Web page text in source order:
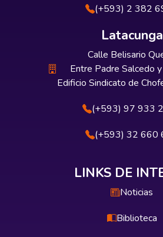
(+593) 2 382
Latacunga
Calle Belisario
Entre Padre Salcedo
Edificio Sindicato de
(+593) 97 933
(+593) 32 660
LINKS DE
Noticias
Biblioteca